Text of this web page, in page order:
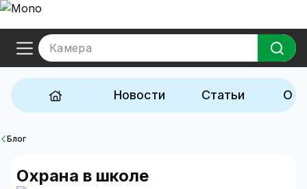
Камера
Новости Статьи
Блог
Охрана в школе